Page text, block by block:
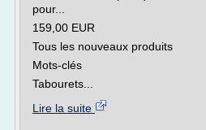
pour...
159,00 EUR
Tous les nouveaux produits
Mots-clés
Tabourets...
Lire la suite